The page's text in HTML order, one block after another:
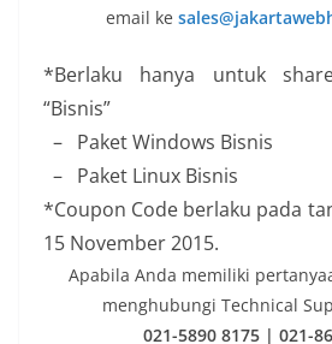
email ke
*Berlaku hanya untuk
“Bisnis”
– Paket Windows Bisnis
– Paket Linux Bisnis
*Coupon Code berlaku pada
15 November 2015.
Apabila Anda memiliki
menghubungi Technical
021-5890 8175 | 021-